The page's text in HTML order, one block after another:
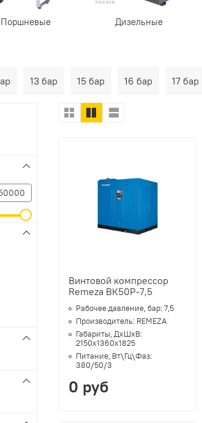
Поршневые Дизельные
13 бар 15 бар 16 бар 17 бар
Винтовой компрессор
Remeza ВК50Р-7,5
Рабочее давление, бар:7,5
Производитель: REMEZA
Габариты, ДхШхВ:
2150х1360х1825
Питание, Вт\Гц\Фаз:
380/50/3
0 руб